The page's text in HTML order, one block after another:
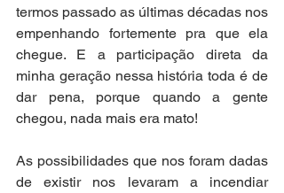
termos passado as últimas décadas nos
empenhando fortemente pra que ela
chegue. E a participação direta da
minha geração nessa história toda é de
dar pena, porque quando a gente
chegou, nada mais era mato!
As possibilidades que nos foram dadas
de existir nos levaram a incendiar